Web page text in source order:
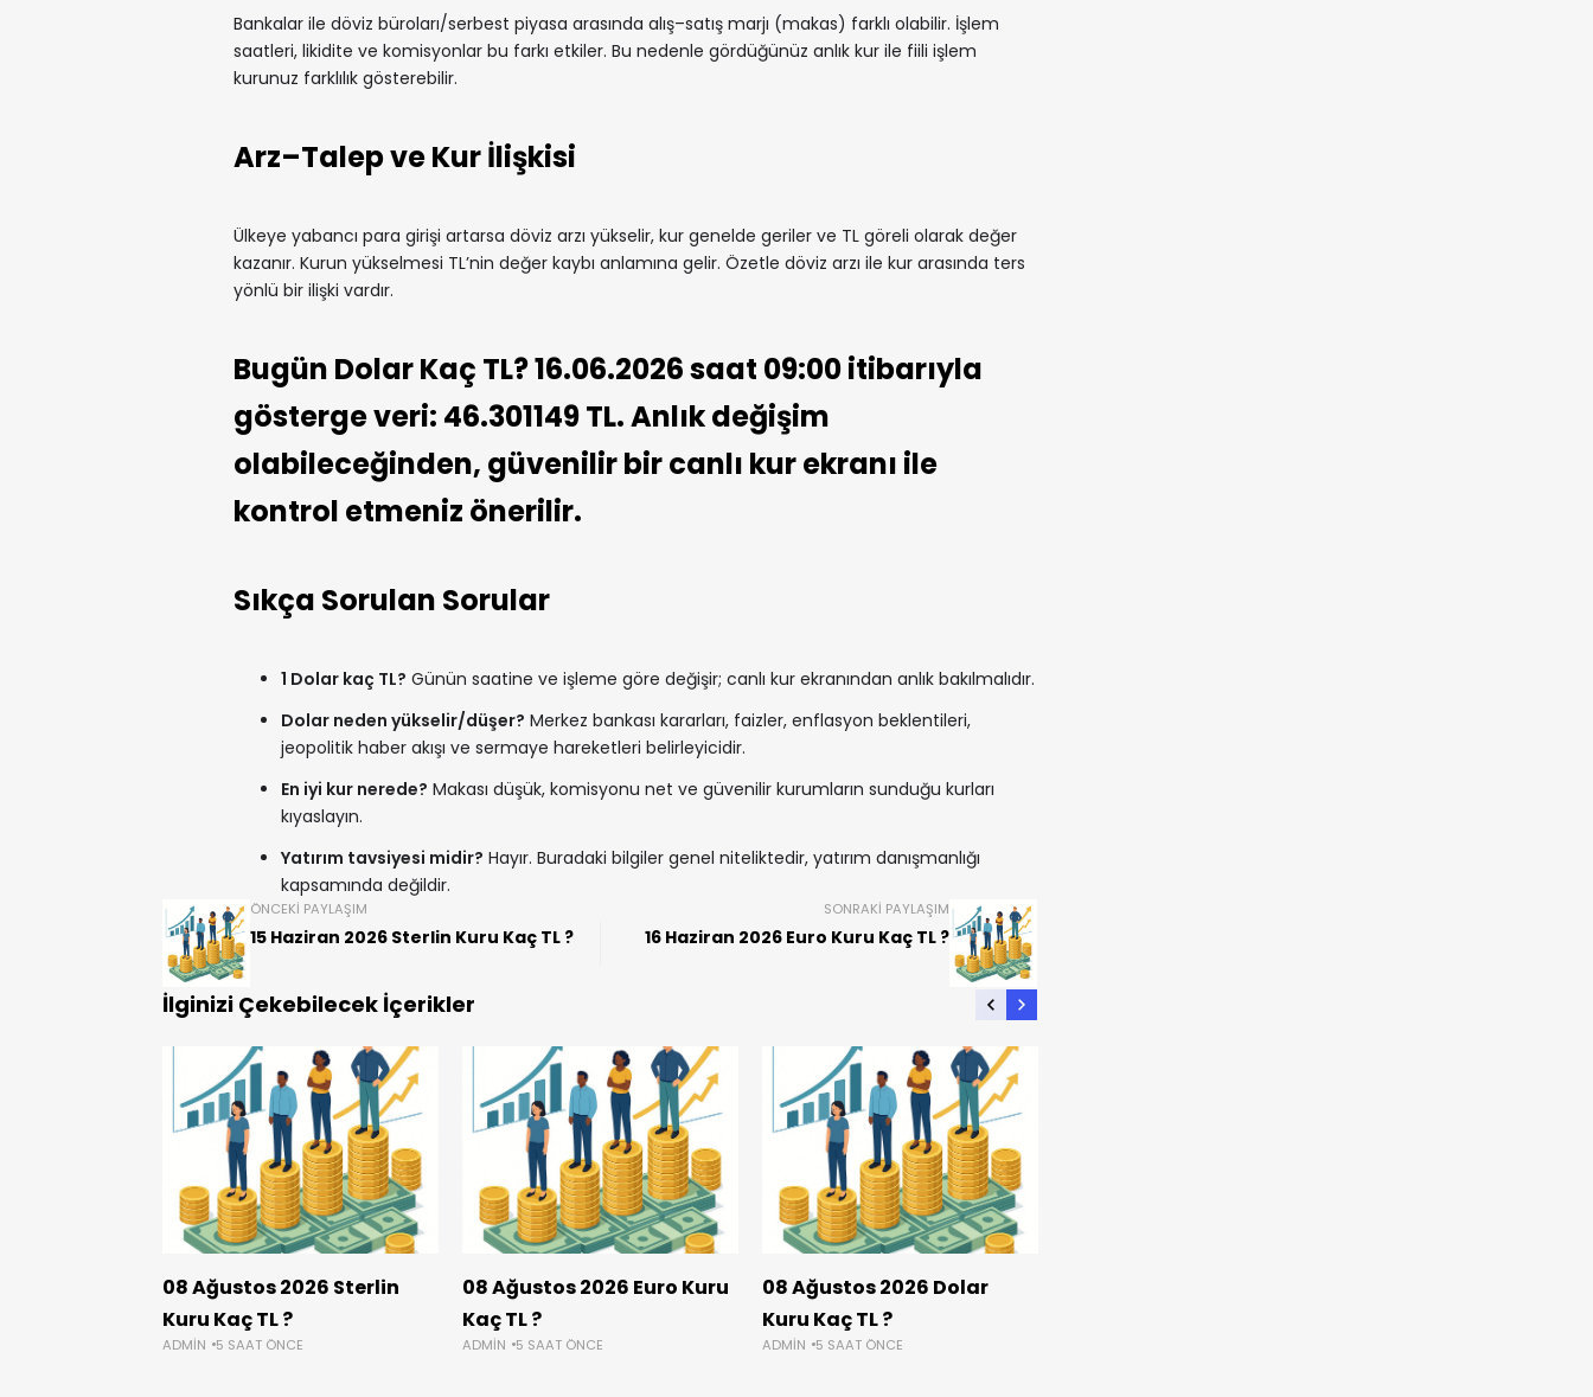
Bankalar ile döviz büroları/serbest piyasa arasında alış–satış marjı (makas) farklı olabilir. İşlem
saatleri, likidite ve komisyonlar bu farkı etkiler. Bu nedenle gördüğünüz anlık kur ile fiili işlem
kurunuz farklılık gösterebilir.
Arz–Talep ve Kur İlişkisi
Ülkeye yabancı para girişi artarsa döviz arzı yükselir, kur genelde geriler ve TL göreli olarak değer
kazanır. Kurun yükselmesi TL’nin değer kaybı anlamına gelir. Özetle döviz arzı ile kur arasında ters
yönlü bir ilişki vardır.
Bugün Dolar Kaç TL? 16.06.2026 saat 09:00 itibarıyla
gösterge veri: 46.301149 TL. Anlık değişim
olabileceğinden, güvenilir bir canlı kur ekranı ile
kontrol etmeniz önerilir.
Sıkça Sorulan Sorular
1 Dolar kaç TL? Günün saatine ve işleme göre değişir; canlı kur ekranından anlık bakılmalıdır.
Dolar neden yükselir/düşer? Merkez bankası kararları, faizler, enflasyon beklentileri,
jeopolitik haber akışı ve sermaye hareketleri belirleyicidir.
En iyi kur nerede? Makası düşük, komisyonu net ve güvenilir kurumların sunduğu kurları
kıyaslayın.
Yatırım tavsiyesi midir? Hayır. Buradaki bilgiler genel niteliktedir, yatırım danışmanlığı
kapsamında değildir.
ÖNCEKI PAYLAŞIM
15 Haziran 2026 Sterlin Kuru Kaç TL ?
SONRAKI PAYLAŞIM
16 Haziran 2026 Euro Kuru Kaç TL ?
İlginizi Çekebilecek İçerikler
08 Ağustos 2026 Sterlin
Kuru Kaç TL ?
ADMIN 5 SAAT ÖNCE
08 Ağustos 2026 Euro Kuru
Kaç TL ?
ADMIN 5 SAAT ÖNCE
08 Ağustos 2026 Dolar
Kuru Kaç TL ?
ADMIN 5 SAAT ÖNCE